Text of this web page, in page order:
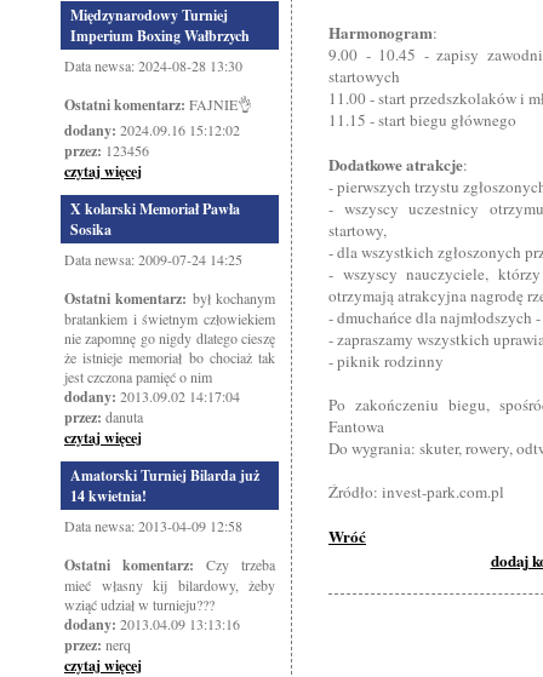
Międzynarodowy Turniej
Imperium Boxing Wałbrzych
Data newsa: 2024-08-28 13:30
Ostatni komentarz: FAJNIE👌
dodany: 2024.09.16 15:12:02
przez: 123456
czytaj więcej
X kolarski Memoriał Pawła
Sosika
Data newsa: 2009-07-24 14:25
Ostatni komentarz: był kochanym
bratankiem i świetnym człowiekiem
nie zapomnę go nigdy dlatego cieszę
że istnieje memoriał bo chociaż tak
jest czczona pamięć o nim
dodany: 2013.09.02 14:17:04
przez: danuta
czytaj więcej
Amatorski Turniej Bilarda już
14 kwietnia!
Data newsa: 2013-04-09 12:58
Ostatni komentarz: Czy trzeba
mieć własny kij bilardowy, żeby
wziąć udział w turnieju???
dodany: 2013.04.09 13:13:16
przez: nerq
czytaj więcej
Harmonogram:
9.00 - 10.45 - zapisy
startowych
11.00 - start przedszkolaków i
11.15 - start biegu głównego
Dodatkowe atrakcje:
- pierwszych trzystu
- wszyscy uczestnicy
startowy,
- dla wszystkich zgłoszonych
- wszyscy nauczyciele,
otrzymają atrakcyjna nagrodę
- dmuchańce dla najmłodszych
- zapraszamy wszystkich
- piknik rodzinny
Po zakończeniu biegu,
Fantowa
Do wygrania: skuter, rowery,
Źródło: invest-park.com.pl
Wróć
dodaj